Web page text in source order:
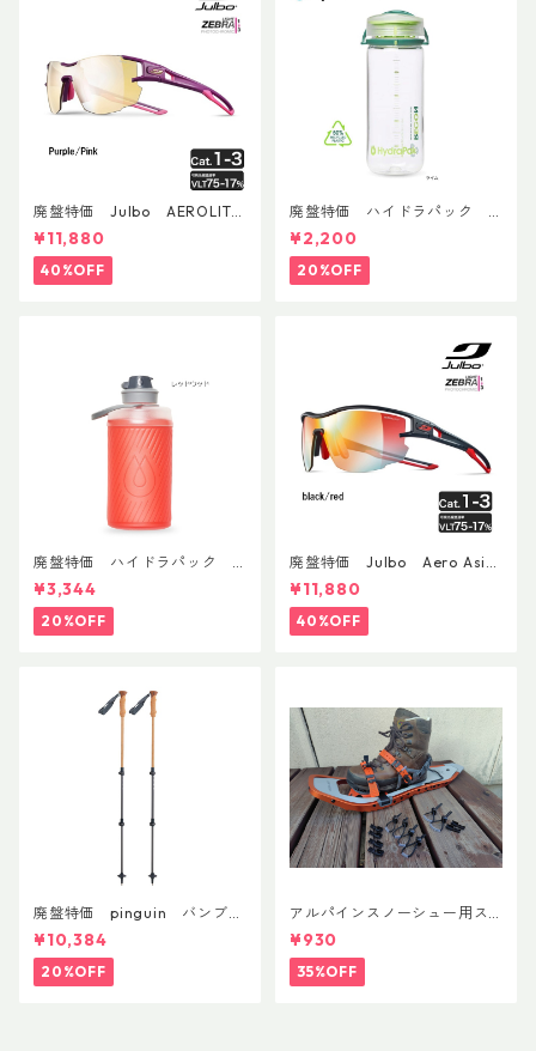
廃盤特価 Julbo AEROLITE
AsianFit
¥11,880
40%OFF
廃盤特価 ハイドラパック
リーコン ツイスト＆シップ 50
0ml
¥2,200
20%OFF
廃盤特価 ハイドラパック
フラックス 750ml
¥3,344
20%OFF
廃盤特価 Julbo Aero Asia
nFit
¥11,880
40%OFF
廃盤特価 pinguin バンブー
FLフォーム(ペア)
¥10,384
20%OFF
アルパインスノーシュー用ス
トラップキャッチ(ペア)
¥930
35%OFF